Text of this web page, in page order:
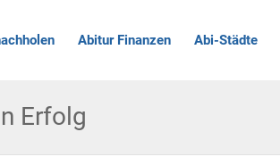
Abitur Finanzen Abi-Städte
Erfolg